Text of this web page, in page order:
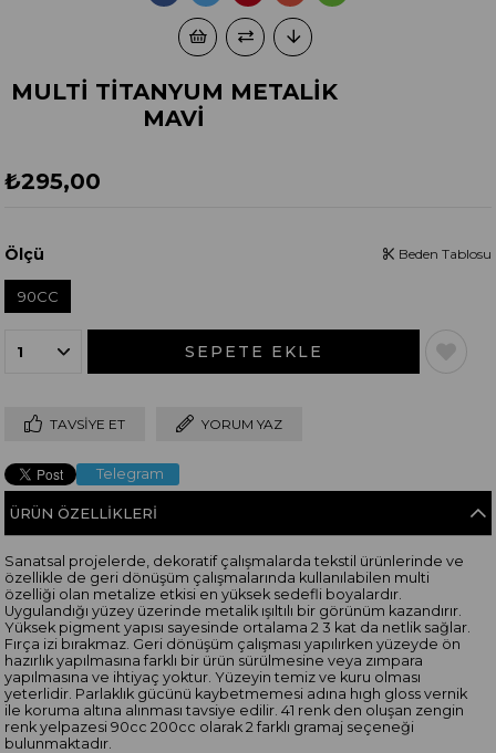
MULTİ TİTANYUM METALİK
MAVİ
₺295,00
Ölçü
90CC
Beden Tablosu
TAVSIYE ET YORUM YAZ
Telegram
ÜRÜN ÖZELLIKLERI
Sanatsal projelerde, dekoratif çalışmalarda tekstil ürünlerinde ve
özellikle de geri dönüşüm çalışmalarında kullanılabilen multi
özelliği olan metalize etkisi en yüksek sedefli boyalardır.
Uygulandığı yüzey üzerinde metalik ışıltılı bir görünüm kazandırır.
Yüksek pigment yapısı sayesinde ortalama 2 3 kat da netlik sağlar.
Fırça izi bırakmaz. Geri dönüşüm çalışması yapılırken yüzeyde ön
hazırlık yapılmasına farklı bir ürün sürülmesine veya zımpara
yapılmasına ve ihtiyaç yoktur. Yüzeyin temiz ve kuru olması
yeterlidir. Parlaklık gücünü kaybetmemesi adına hıgh gloss vernik
ile koruma altına alınması tavsiye edilir. 41 renk den oluşan zengin
renk yelpazesi 90cc 200cc olarak 2 farklı gramaj seçeneği
bulunmaktadır.